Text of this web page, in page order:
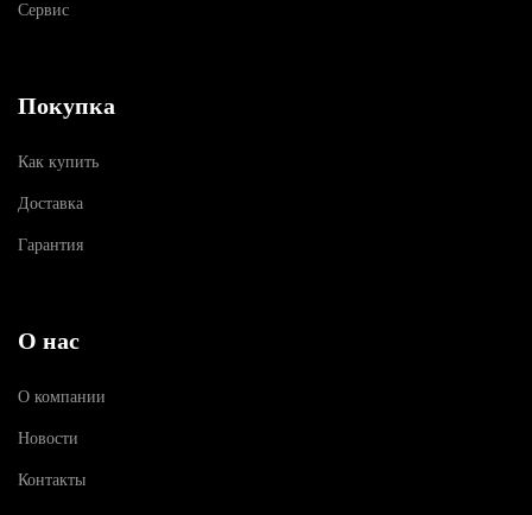
Сервис
Покупка
Как купить
Доставка
Гарантия
О нас
О компании
Новости
Контакты